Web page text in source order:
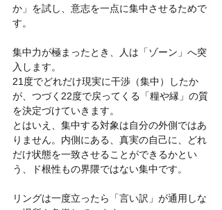
か」を試し、意志を一点に集中させるためで
す。
集中力が極まったとき、人は「ゾーン」へ突
入します。
21度でどれだけ現実に干渉（集中）したか
が、つづく22度で戻ってくる「糧や縁」の質
を決定づけていきます。
とはいえ、集中する対象は自分の外側ではあ
りません。内側にある、真実の自己に、どれ
だけ状態を一致させることができるかとい
う、ド根性もの界隈ではない集中です。
リングは一度立ったら「言い訳」が通用しな